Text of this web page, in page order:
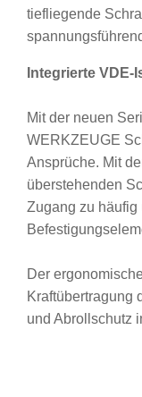
tiefliegende
Integrierte
Mit der neuen
WERKZEUGE
Ansprüche. Mit
überstehenden
Zugang zu
Der
Kraftübertragung
und Abrollschutz